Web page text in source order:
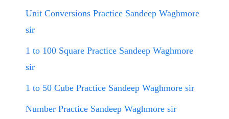
Unit Conversions Practice Sandeep Waghmore
sir
1 to 100 Square Practice Sandeep Waghmore
sir
1 to 50 Cube Practice Sandeep Waghmore sir
Number Practice Sandeep Waghmore sir